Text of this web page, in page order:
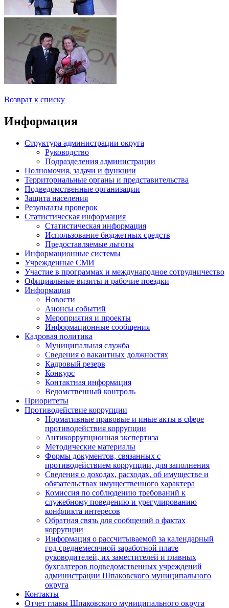
Возврат к списку
Информация
Структура администрации округа
Руководство
Подразделения администрации
Полномочия, задачи и функции
Территориальные органы и представительства
Подведомственные организации
Защита населения
Результаты проверок
Статистическая информация
Статистическая информация
Использование бюджетных средств
Предоставляемые льготы
Информационные системы
Учрежденные СМИ
Участие в программах и международное сотрудничество
Официальные визиты и рабочие поездки
Информация
Новости
Анонсы событий
Мероприятия и проекты
Информационные сообщения
Кадровая политика
Муниципальная служба
Сведения о вакантных должностях
Кадровый резерв
Конкурс
Контактная информация
Ведомственный контроль
Приоритеты
Противодействие коррупции
Нормативные правовые и иные акты в сфере
противодействия коррупции
Антикоррупционная экспертиза
Методические материалы
Формы документов, связанных с
противодействием коррупции, для заполнения
Сведения о доходах, расходах, об имуществе и
обязательствах имущественного характера
Комиссия по соблюдению требований к
служебному поведению и урегулированию
конфликта интересов
Обратная связь для сообщений о фактах
коррупции
Информация о рассчитываемой за календарный
год среднемесячной заработной плате
руководителей, их заместителей и главных
бухгалтеров подведомственных учреждений
администрации Шпаковского муниципального
округа
Контакты
Отчет главы Шпаковского муниципального округа